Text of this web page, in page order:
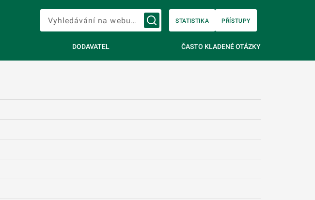
Vyhledávání na webu…
STATISTIKA PŘÍSTUPY
DODAVATEL ČASTO KLADENÉ OTÁZKY